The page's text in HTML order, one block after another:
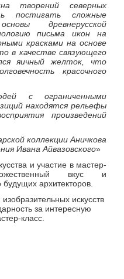
творений северных
постигать сложные
древнерусской
письма икон на
красками на основе
в качестве связующего
яичный желток, что
красочного
с ограниченными
находятся рельефы
произведений
коллекции Аничкова
Ивана Айвазовского»
и участие в мастер-
вкус и
архитекторов.
искусств
за интересную
класс.